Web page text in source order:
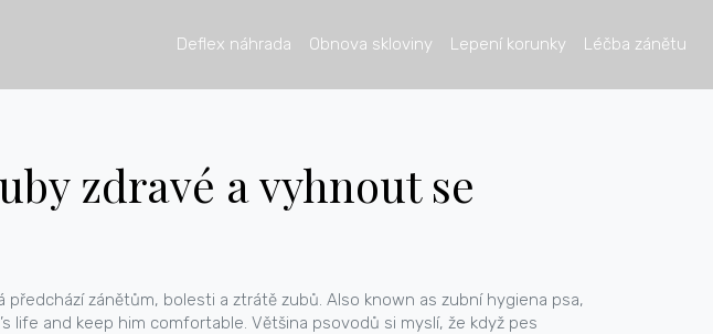
Deflex náhrada Obnova skloviny Lepení korunky Léčba zánětu
zdravé a vyhnout se
předchází zánětům, bolesti a ztrátě zubů. Also known as zubní hygiena psa,
life and keep him comfortable. Většina psovodů si myslí, že když pes